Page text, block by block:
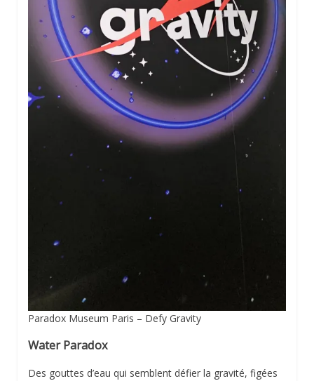
Paradox Museum Paris – Defy Gravity
Water Paradox
Des gouttes d’eau qui semblent défier la gravité, figées